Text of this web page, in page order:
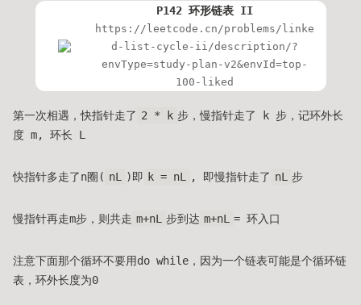
P142 环形链表 II
https://leetcode.cn/problems/linke
d-list-cycle-ii/description/?
envType=study-plan-v2&envId=top-
100-liked
第一次相遇，快指针走了 2 * k 步，慢指针走了 k 步，记环外长
度 m, 环长 L
快指针多走了n圈( nL )即 k = nL , 即慢指针走了 nL 步
慢指针再走m步，则共走 m+nL 步到达 m+nL = 环入口
注意下面那个循环不要用do while，因为一个链表可能是个循环链
表，环外长度为0